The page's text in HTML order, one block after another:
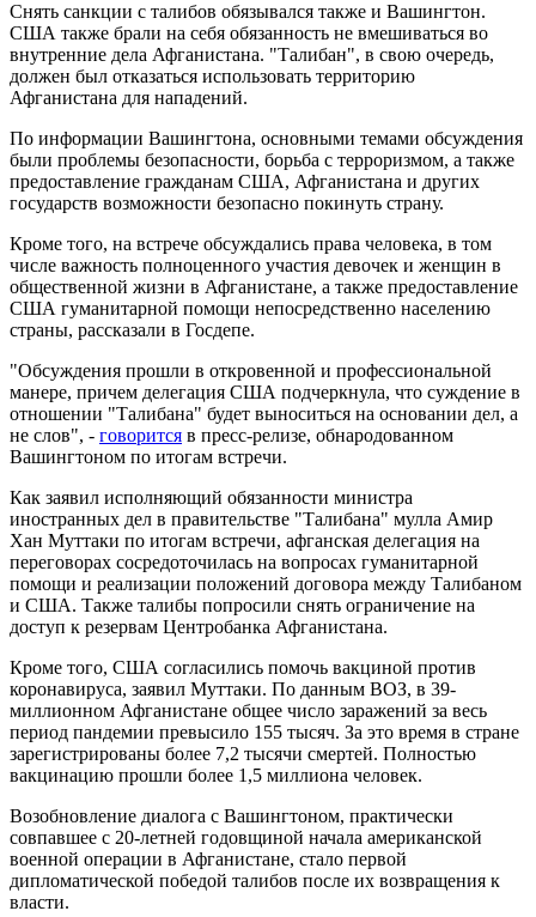
Снять санкции с талибов обязывался также и Вашингтон.
США также брали на себя обязанность не вмешиваться во
внутренние дела Афганистана. "Талибан", в свою очередь,
должен был отказаться использовать территорию
Афганистана для нападений.
По информации Вашингтона, основными темами обсуждения
были проблемы безопасности, борьба с терроризмом, а также
предоставление гражданам США, Афганистана и других
государств возможности безопасно покинуть страну.
Кроме того, на встрече обсуждались права человека, в том
числе важность полноценного участия девочек и женщин в
общественной жизни в Афганистане, а также предоставление
США гуманитарной помощи непосредственно населению
страны, рассказали в Госдепе.
"Обсуждения прошли в откровенной и профессиональной
манере, причем делегация США подчеркнула, что суждение в
отношении "Талибана" будет выноситься на основании дел, а
не слов", - говорится в пресс-релизе, обнародованном
Вашингтоном по итогам встречи.
Как заявил исполняющий обязанности министра
иностранных дел в правительстве "Талибана" мулла Амир
Хан Муттаки по итогам встречи, афганская делегация на
переговорах сосредоточилась на вопросах гуманитарной
помощи и реализации положений договора между Талибаном
и США. Также талибы попросили снять ограничение на
доступ к резервам Центробанка Афганистана.
Кроме того, США согласились помочь вакциной против
коронавируса, заявил Муттаки. По данным ВОЗ, в 39-
миллионном Афганистане общее число заражений за весь
период пандемии превысило 155 тысяч. За это время в стране
зарегистрированы более 7,2 тысячи смертей. Полностью
вакцинацию прошли более 1,5 миллиона человек.
Возобновление диалога с Вашингтоном, практически
совпавшее с 20-летней годовщиной начала американской
военной операции в Афганистане, стало первой
дипломатической победой талибов после их возвращения к
власти.